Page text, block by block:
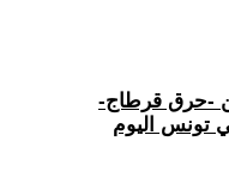
بين -حرق قرطاج-
تونس اليوم